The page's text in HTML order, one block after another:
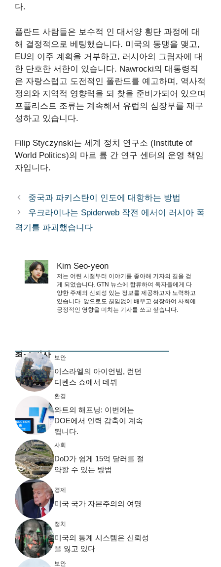
다.
폴란드 사람들은 보수적 인 대서양 횡단 과정에 대
해 결정적으로 베팅했습니다. 미국의 동맹을 맺고,
EU의 이주 계획을 거부하고, 러시아의 그림자에 대
한 단호한 서한이 있습니다. Nawrocki의 대통령직
은 자랑스럽고 도전적인 폴란드를 예고하며, 역사적
정의와 지역적 영향력을 되 찾을 준비가되어 있으며
포퓰리스트 조류는 계속해서 유럽의 심장부를 재구
성하고 있습니다.
Filip Styczynski는 세계 정치 연구소 (Institute of
World Politics)의 마르 륨 간 연구 센터의 운영 책임
자입니다.
중국과 파키스탄이 인도에 대항하는 방법
우크라이나는 Spiderweb 작전 에서이 러시아 폭
격기를 파괴했습니다
Kim Seo-yeon
저는 어린 시절부터 이야기를 좋아해 기자의 길을 걷
게 되었습니다. GTN 뉴스에 합류하여 독자들에게 다
양한 주제의 신뢰성 있는 정보를 제공하고자 노력하고
있습니다. 앞으로도 끊임없이 배우고 성장하여 사회에
긍정적인 영향을 미치는 기사를 쓰고 싶습니다.
최근 기사 보안
이스라엘의 아이언빔, 런던
디펜스 쇼에서 데뷔
환경
와트의 해프닝: 이번에는
DOE에서 인력 감축이 계속
됩니다.
사회
DoD가 쉽게 15억 달러를 절
약할 수 있는 방법
경제
미국 국가 자본주의의 여명
정치
미국의 통계 시스템은 신뢰성
을 잃고 있다
보안